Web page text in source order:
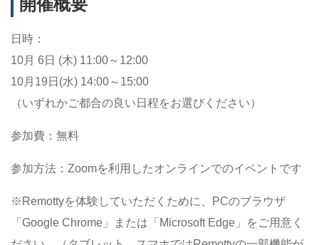
日時：
10月 6日 (木) 11:00～12:00
10月19日(水) 14:00～15:00
（いずれかご都合の良い日程をお選びください）
参加費：無料
参加方法：Zoomを利用したオンラインでのイベントです
※Remottyを体験していただくために、PCのブラウザ
「Google Chrome」または「Microsoft Edge」をご用意く